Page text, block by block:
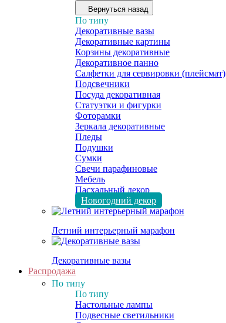
Вернуться назад
По типу
Декоративные вазы
Декоративные картины
Корзины декоративные
Декоративное панно
Салфетки для сервировки (плейсмат)
Подсвечники
Посуда декоративная
Статуэтки и фигурки
Фоторамки
Зеркала декоративные
Пледы
Подушки
Сумки
Свечи парафиновые
Мебель
Пасхальный декор
Новогодний декор
Летний интерьерный марафон
Декоративные вазы
Распродажа
По типу
По типу
Настольные лампы
Подвесные светильники